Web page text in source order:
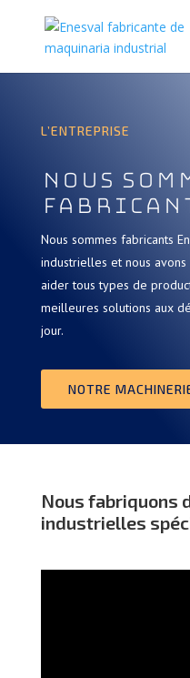
L’ENTREPRISE
Nous
Nous sommes fabricants
industrielles et nous
aider tous types de
meilleures solutions aux
jour.
NOTRE
Nous fabriquons
industrielles